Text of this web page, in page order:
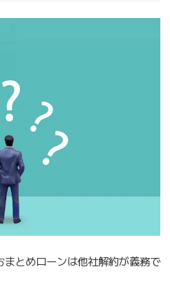
まとめローンは他社解約が義務で